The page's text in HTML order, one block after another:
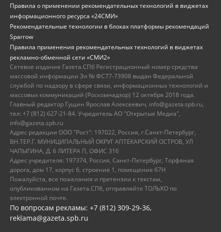
Правила о применении рекомендательных технологий в виджетах
информационного ресурса «24СМИ»
Рекомендательные технологии в блоках платформы рекомендаций
Sparrow
Правила применения рекомендательных технологий в виджетах
рекламно-обменной сети «СМИ2»
Сетевое издание Газета.СПб Регистрационный номер средства
массовой информации Эл № ФС77-73908 выдан Федеральной
службой по надзору в сфере связи, информационных технологий и
массовых коммуникаций (Роскомнадзор) 12 октября 2018 года.
Главный редактор Гущин Ярослав Алексеевич, info@gazeta.spb.ru,
тел: +7 (812) 627-21-84. Учредитель АО "Открытые Медиа",
info@gazeta.spb.ru
Адрес редакции ООО "Рост": 197022, Россия, г.Санкт-Петербург,
ВН.ТЕР.Г. МУНИЦИПАЛЬНЫЙ ОКРУГ АПТЕКАРСКИЙ ОСТРОВ, УЛ
ЧАПЫГИНА, Д. 6 ЛИТЕРА П, ОФИС 316
Адрес учредителя: 197374, Россия, Санкт-Петербург, Торфяная
дорога, дом 17, корпус 6, строение 1, помещение 67Н
Пожалуйста, все пожелания и претензии к текстам,
опубликованном на Газета.СПб, отправляйте ТОЛЬКО по
электронной почте.
По вопросам рекламы: +7 (812) 309-29-36,
reklama@gazeta.spb.ru